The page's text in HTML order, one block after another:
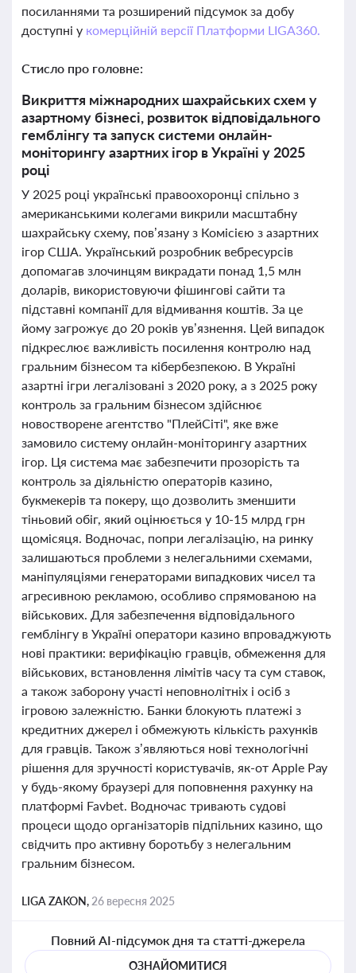
посиланнями та розширений підсумок за добу
доступні у комерційній версії Платформи LIGA360.
Стисло про головне:
Викриття міжнародних шахрайських схем у
азартному бізнесі, розвиток відповідального
гемблінгу та запуск системи онлайн-
моніторингу азартних ігор в Україні у 2025
році
У 2025 році українські правоохоронці спільно з
американськими колегами викрили масштабну
шахрайську схему, пов’язану з Комісією з азартних
ігор США. Український розробник вебресурсів
допомагав злочинцям викрадати понад 1,5 млн
доларів, використовуючи фішингові сайти та
підставні компанії для відмивання коштів. За це
йому загрожує до 20 років ув’язнення. Цей випадок
підкреслює важливість посилення контролю над
гральним бізнесом та кібербезпекою. В Україні
азартні ігри легалізовані з 2020 року, а з 2025 року
контроль за гральним бізнесом здійснює
новостворене агентство "ПлейСіті", яке вже
замовило систему онлайн-моніторингу азартних
ігор. Ця система має забезпечити прозорість та
контроль за діяльністю операторів казино,
букмекерів та покеру, що дозволить зменшити
тіньовий обіг, який оцінюється у 10-15 млрд грн
щомісяця. Водночас, попри легалізацію, на ринку
залишаються проблеми з нелегальними схемами,
маніпуляціями генераторами випадкових чисел та
агресивною рекламою, особливо спрямованою на
військових. Для забезпечення відповідального
гемблінгу в Україні оператори казино впроваджують
нові практики: верифікацію гравців, обмеження для
військових, встановлення лімітів часу та сум ставок,
а також заборону участі неповнолітніх і осіб з
ігровою залежністю. Банки блокують платежі з
кредитних джерел і обмежують кількість рахунків
для гравців. Також з’являються нові технологічні
рішення для зручності користувачів, як-от Apple Pay
у будь-якому браузері для поповнення рахунку на
платформі Favbet. Водночас тривають судові
процеси щодо організаторів підпільних казино, що
свідчить про активну боротьбу з нелегальним
гральним бізнесом.
LIGA ZAKON, 26 вересня 2025
Повний AI-підсумок дня та статті-джерела
ОЗНАЙОМИТИСЯ